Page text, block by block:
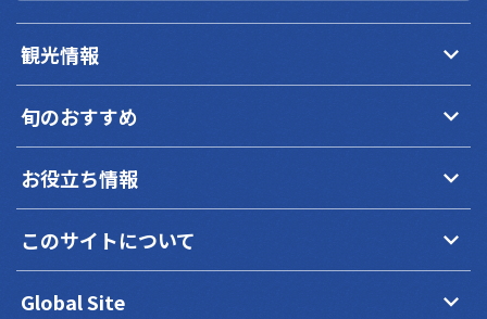
観光情報 keyboard_arrow_down
旬のおすすめ keyboard_arrow_down
お役立ち情報 keyboard_arrow_down
このサイトについて keyboard_arrow_down
Global Site keyboard_arrow_down